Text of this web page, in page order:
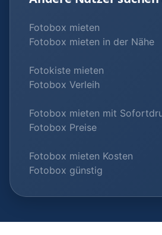
Fotobox mieten
Fotobox mieten in der Nähe
Fotokiste mieten
Fotobox Verleih
Fotobox mieten mit
Fotobox Preise
Fotobox mieten Kosten
Fotobox günstig